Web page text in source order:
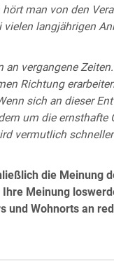
man von den
langjährigen
vergangene
Richtung
sich an dieser
um die ernsthafte
vermutlich
die Meinung
Meinung
und Wohnorts an